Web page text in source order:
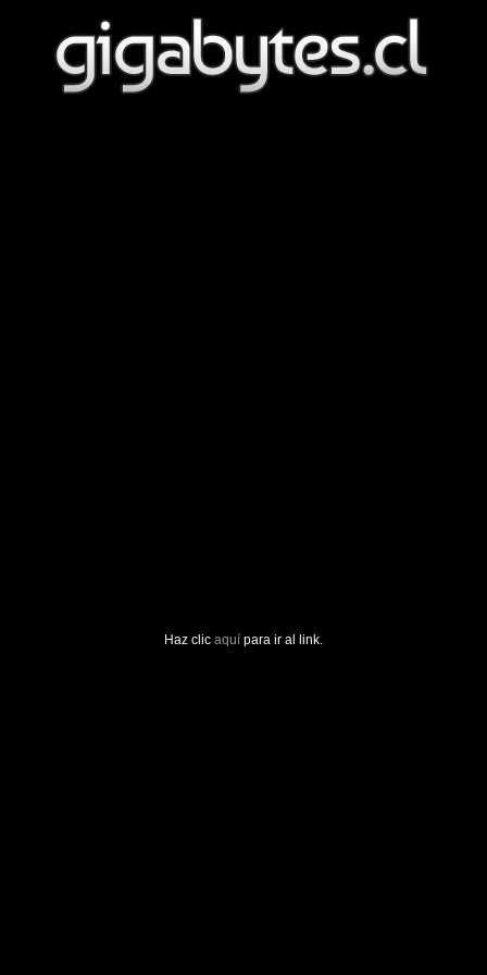
Haz clic aquí para ir al link.